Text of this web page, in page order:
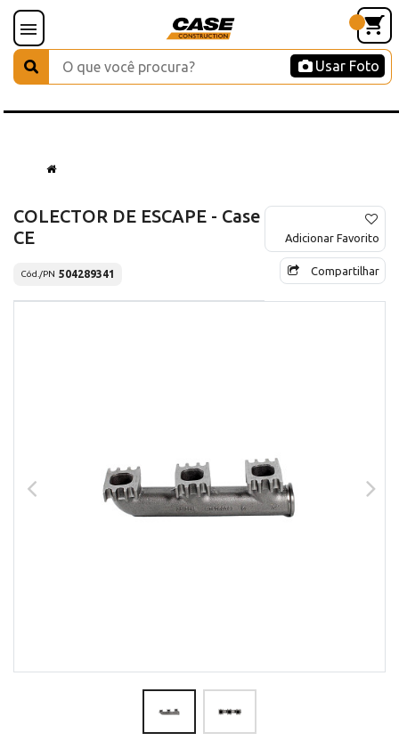
Usar Foto
COLECTOR DE ESCAPE - Case
CE
Cód./PN 504289341
Adicionar Favorito
Compartilhar